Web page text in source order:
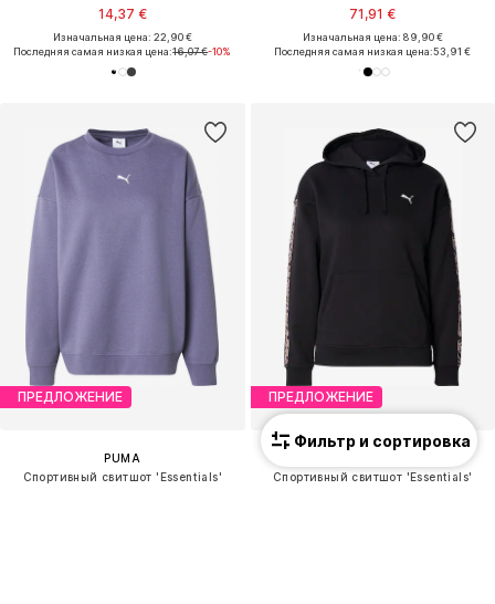
14,37 €
Изначальная цена: 22,90 €
Последняя самая низкая цена:16,07 €-10%
71,91 €
Изначальная цена: 89,90 €
Последняя самая низкая цена:53,91 €
ПРЕДЛОЖЕНИЕ
PUMA
Спортивный свитшот 'Essentials'
ПРЕДЛОЖЕНИЕ
Спортивный свитшот 'Essentials'
Фильтр и сортировка